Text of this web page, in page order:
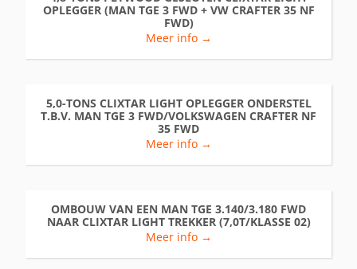
OPLEGGER (MAN TGE 3 FWD + VW CRAFTER 35 NF
FWD)
Meer info →
5,0-TONS CLIXTAR LIGHT OPLEGGER ONDERSTEL
T.B.V. MAN TGE 3 FWD/VOLKSWAGEN CRAFTER NF
35 FWD
Meer info →
OMBOUW VAN EEN MAN TGE 3.140/3.180 FWD
NAAR CLIXTAR LIGHT TREKKER (7,0T/KLASSE 02)
Meer info →